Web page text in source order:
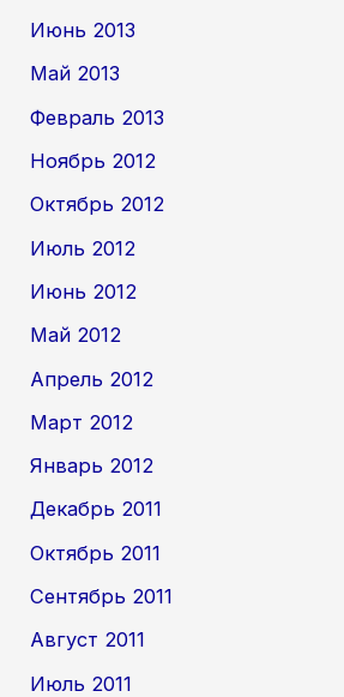
Июнь 2013
Май 2013
Февраль 2013
Ноябрь 2012
Октябрь 2012
Июль 2012
Июнь 2012
Май 2012
Апрель 2012
Март 2012
Январь 2012
Декабрь 2011
Октябрь 2011
Сентябрь 2011
Август 2011
Июль 2011